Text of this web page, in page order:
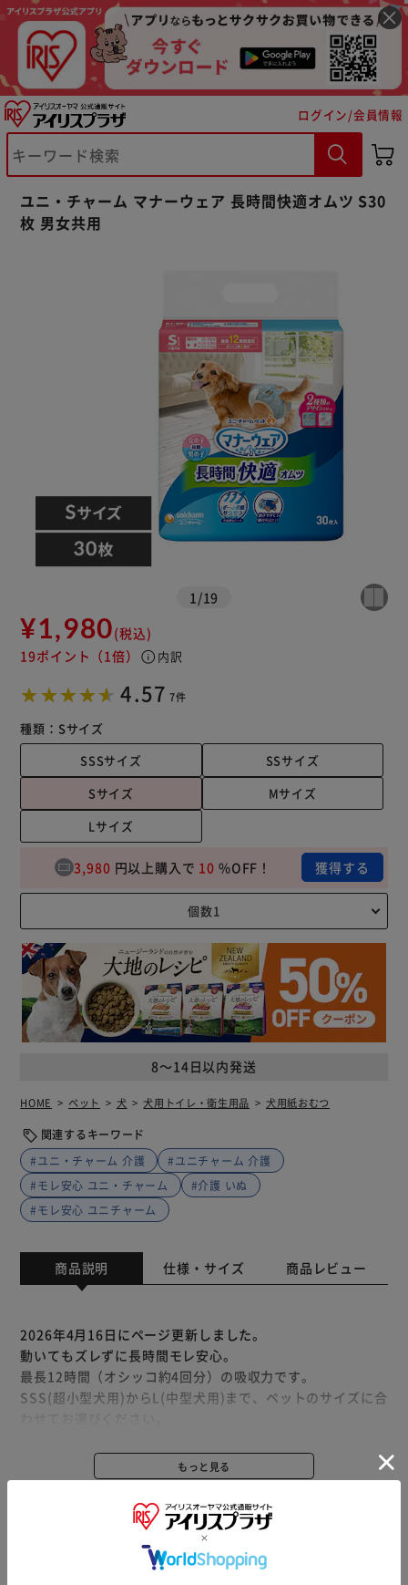
ログイン/会員情報
ユニ・チャーム マナーウェア 長時間快適オムツ S30
枚 男女共用
1 /19
¥1,980(税込)
19ポイント （1倍） info 内訳
4.57 7件
種類： Sサイズ
SSSサイズ
SSサイズ
Sサイズ
Mサイズ
Lサイズ
8～14日以内発送
3,980 円以上購入で 10 %OFF！ 獲得する
HOME ペット 犬 犬用トイレ・衛生用品 犬用紙おむつ
関連するキーワード
#ユニ・チャーム 介護
#ユニチャーム 介護
#モレ安心 ユニ・チャーム
#介護 いぬ
#モレ安心 ユニチャーム
商品説明 仕様・サイズ 商品レビュー
2026年4月16日にページ更新しました。
動いてもズレずに長時間モレ安心。
最長12時間（オシッコ約4回分）の吸収力です。
SSS(超小型犬用)からL(中型犬用)まで、ペットのサイズに合
※サイズは目安です。愛犬の成長度合い、体型によりサイズ
が異なる場合がございます。
※ワンちゃんがやせ細ってきても、尿量はやせる前と変わら
ない場合がございますので、オムツを小さいサイズへ替える
のではなく、そのままのサイズでしっかりとしめてご使用さ
れることをおすすめします。
もっと見る
じめご了承ください。
※ご確認ください
カートに入れる